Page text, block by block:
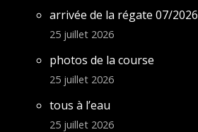
arrivée de la régate 07/2026
25 juillet 2026
photos de la course
25 juillet 2026
tous à l’eau
25 juillet 2026